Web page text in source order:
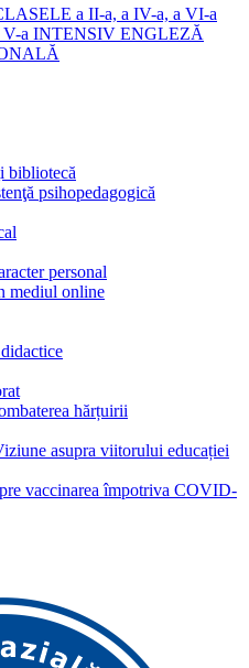
a II-a, a IV-a, a VI-a
a INTENSIV ENGLEZĂ
bibliotecă
psihopedagogică
personal
mediul online
hărțuirii
asupra viitorului educației
vaccinarea împotriva COVID-